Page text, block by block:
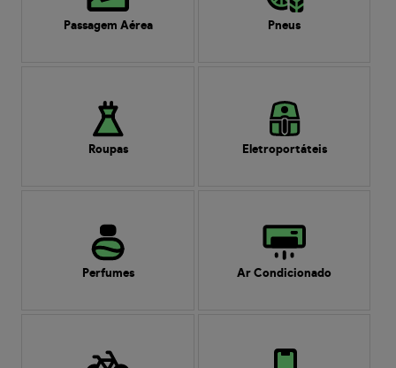
Passagem Aérea Pneus
Roupas Eletroportáteis
Perfumes Ar Condicionado